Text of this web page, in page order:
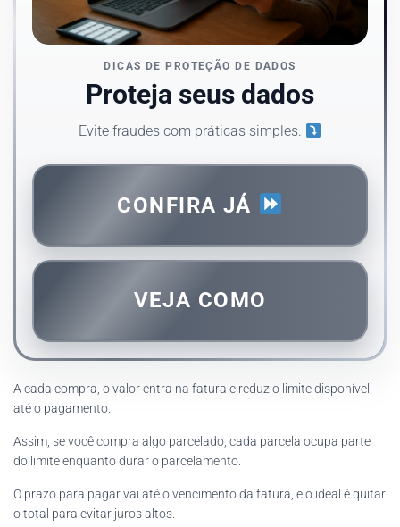
DICAS DE PROTEÇÃO DE DADOS
Proteja seus dados
Evite fraudes com práticas simples.
CONFIRA JÁ
VEJA COMO
A cada compra, o valor entra na fatura e reduz o limite disponível
até o pagamento.
Assim, se você compra algo parcelado, cada parcela ocupa parte
do limite enquanto durar o parcelamento.
O prazo para pagar vai até o vencimento da fatura, e o ideal é quitar
o total para evitar juros altos.